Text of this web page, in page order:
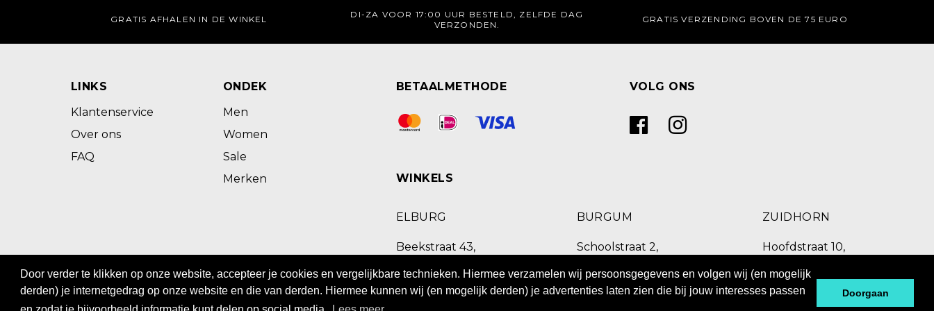
Door verder te klikken op onze website, accepteer je cookies en vergelijkbare technieken. Hiermee verzamelen wij persoonsgegevens en volgen wij (en mogelijk
derden) je internetgedrag op onze website en die van derden. Hiermee kunnen wij (en mogelijk derden) je advertenties laten zien die bij jouw interesses passen
Doorgaan
GRATIS AFHALEN IN DE WINKEL
DI-ZA VOOR 17:00 UUR BESTELD, ZELFDE DAG
VERZONDEN.
GRATIS VERZENDING BOVEN DE 75 EURO
LINKS
Klantenservice
Over ons
FAQ
ONDEK
Men
Women
Sale
Merken
Privacy|Algemene voorwaarden
BETAALMETHODE VOLG ONS
WINKELS
ELBURG
Beekstraat 43,
8081 EB Elburg
085 8770518
BURGUM
Schoolstraat 2,
9251 EC Burgum
0511 469 260
ZUIDHORN
Hoofdstraat 10,
9801 BX Zuidhorn
0594 769 010